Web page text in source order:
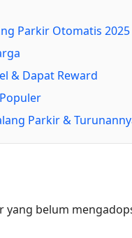
Parkir Otomatis 2025
& Dapat Reward
Parkir &
yang belum